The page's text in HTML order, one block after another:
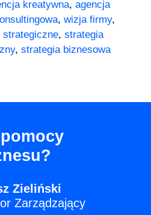
kreatywna,agencja
,wizja firmy,
strategiczne,strategia
,strategia biznesowa
Zieliński
Zarządzający